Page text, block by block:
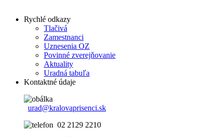
Rychlé odkazy
Tlačivá
Zamestnanci
Uznesenia OZ
Povinné zverejňovanie
Aktuality
Uradná tabuľa
Kontaktné údaje
urad@kralovaprisenci.sk
02 2129 2210